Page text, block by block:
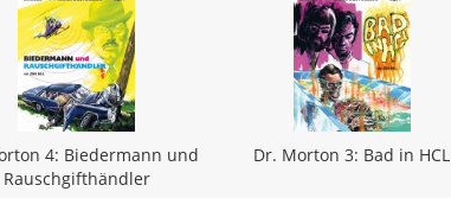
4: Biedermann und
Rauschgifthändler
Dr. Morton 3: Bad in HCL